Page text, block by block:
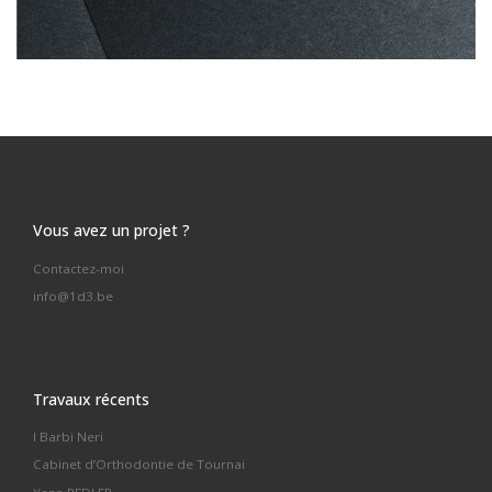
Vous avez un projet ?
Contactez-moi
info@1d3.be
Travaux récents
I Barbi Neri
Cabinet d’Orthodontie de Tournai